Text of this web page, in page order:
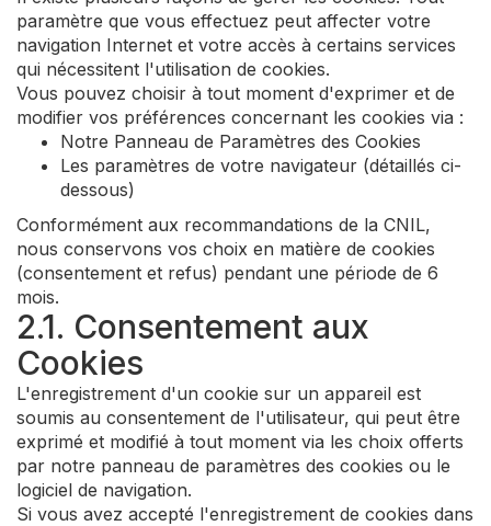
paramètre que vous effectuez peut affecter votre
navigation Internet et votre accès à certains services
qui nécessitent l'utilisation de cookies.
Vous pouvez choisir à tout moment d'exprimer et de
modifier vos préférences concernant les cookies via :
Notre Panneau de Paramètres des Cookies
Les paramètres de votre navigateur (détaillés ci-
dessous)
Conformément aux recommandations de la CNIL,
nous conservons vos choix en matière de cookies
(consentement et refus) pendant une période de 6
mois.
2.1. Consentement aux
Cookies
L'enregistrement d'un cookie sur un appareil est
soumis au consentement de l'utilisateur, qui peut être
exprimé et modifié à tout moment via les choix offerts
par notre panneau de paramètres des cookies ou le
logiciel de navigation.
Si vous avez accepté l'enregistrement de cookies dans